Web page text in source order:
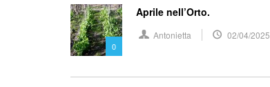
0
Aprile nell’Orto.
Antonietta 02/04/2025